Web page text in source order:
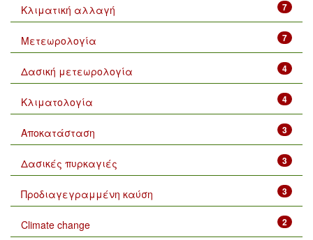
7
Κλιματική αλλαγή
7
Μετεωρολογία
4
Δασική μετεωρολογία
4
Κλιματολογία
3
Αποκατάσταση
3
Δασικές πυρκαγιές
3
Προδιαγεγραμμένη καύση
2
Climate change